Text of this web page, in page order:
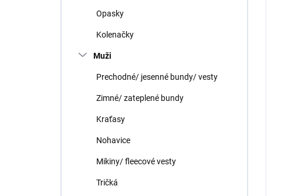
Opasky
Kolenačky
Muži
Prechodné/ jesenné bundy/ vesty
Zimné/ zateplené bundy
Kraťasy
Nohavice
Mikiny/ fleecové vesty
Tričká